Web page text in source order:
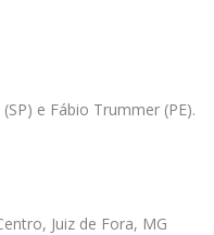
e Fábio Trummer (PE).
Juiz de Fora, MG